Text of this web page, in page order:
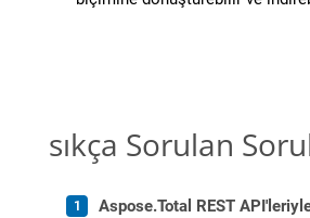
sıkça Sorulan
Aspose.Total REST